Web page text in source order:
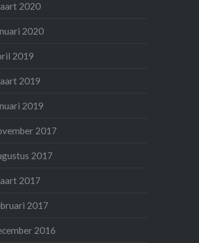
2020
2020
2019
2019
2019
2017
2017
2017
2017
2016